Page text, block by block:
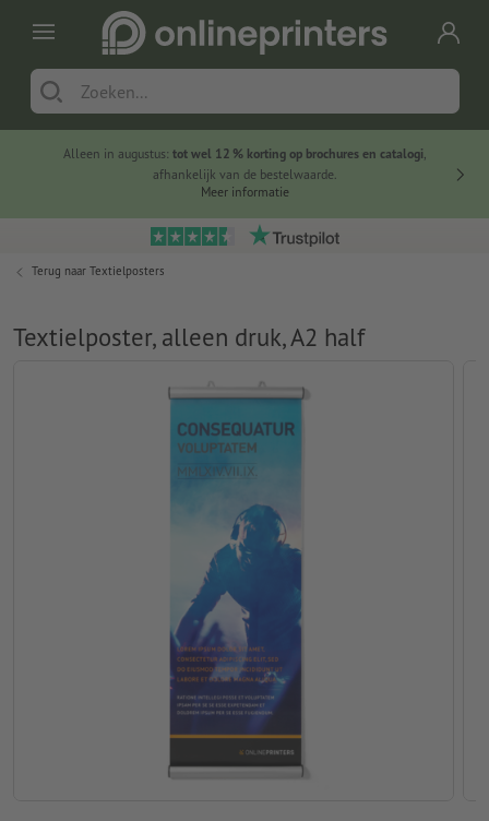
Alleen in augustus: tot wel 12 % korting op brochures en catalogi,
afhankelijk van de bestelwaarde.
Meer informatie
Terug naar Textielposters
Textielposter, alleen druk, A2 half